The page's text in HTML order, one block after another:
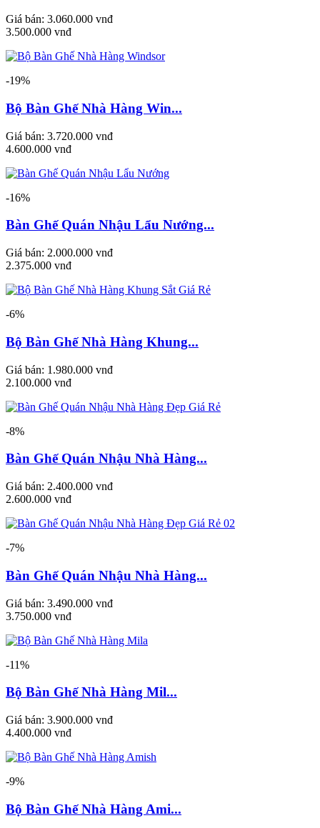
Giá bán: 3.060.000 vnđ
3.500.000 vnđ
-19%
Bộ Bàn Ghế Nhà Hàng Win...
Giá bán: 3.720.000 vnđ
4.600.000 vnđ
-16%
Bàn Ghế Quán Nhậu Lẩu Nướng...
Giá bán: 2.000.000 vnđ
2.375.000 vnđ
-6%
Bộ Bàn Ghế Nhà Hàng Khung...
Giá bán: 1.980.000 vnđ
2.100.000 vnđ
-8%
Bàn Ghế Quán Nhậu Nhà Hàng...
Giá bán: 2.400.000 vnđ
2.600.000 vnđ
-7%
Bàn Ghế Quán Nhậu Nhà Hàng...
Giá bán: 3.490.000 vnđ
3.750.000 vnđ
-11%
Bộ Bàn Ghế Nhà Hàng Mil...
Giá bán: 3.900.000 vnđ
4.400.000 vnđ
-9%
Bộ Bàn Ghế Nhà Hàng Ami...